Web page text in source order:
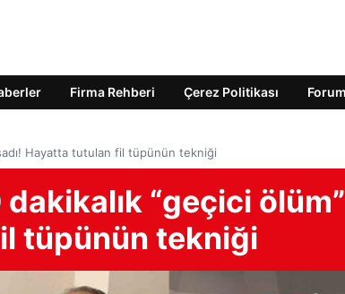
Firma Rehberi Çerez Politikası Forum
Hayatta tutulan fil tüpünün tekniği
“geçici ölüm”
tüpünün tekniği